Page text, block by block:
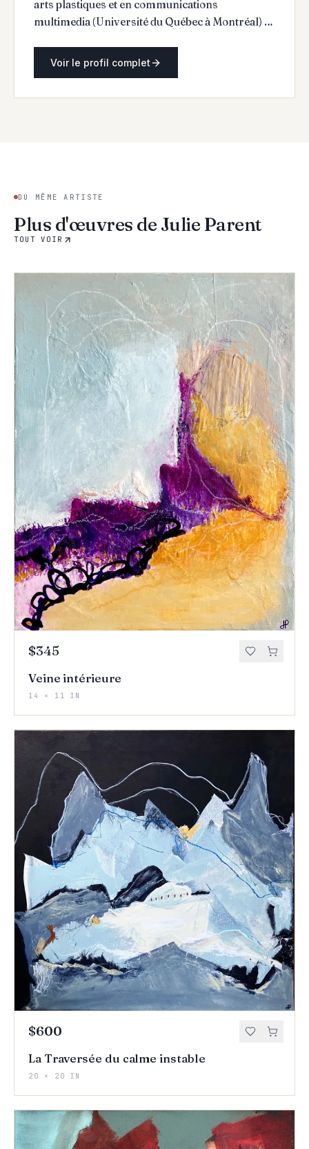
arts plastiques et en communications
multimedia (Université du Québec à Montréal) et
plus de 20 ans. Julie Parent is an artist and
Voir le profil complet
DU MÊME ARTISTE
Plus d'œuvres de Julie Parent
TOUT VOIR
$345
Veine intérieure
14 × 11 IN
$600
La Traversée du calme instable
20 × 20 IN